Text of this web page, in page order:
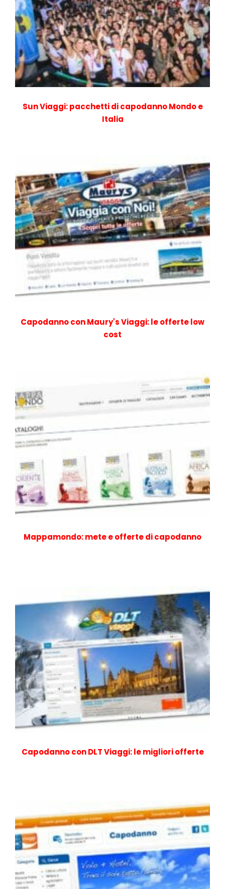
Sun Viaggi: pacchetti di capodanno Mondo e
Italia
Capodanno con Maury's Viaggi: le offerte low
cost
Mappamondo: mete e offerte di capodanno
Capodanno con DLT Viaggi: le migliori offerte